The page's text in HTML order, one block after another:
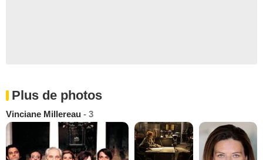
Plus de photos
Vinciane Millereau - 3